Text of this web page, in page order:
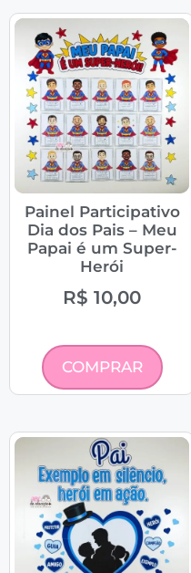
Painel Participativo
Dia dos Pais – Meu
Papai é um Super-
Herói
R$ 10,00
COMPRAR